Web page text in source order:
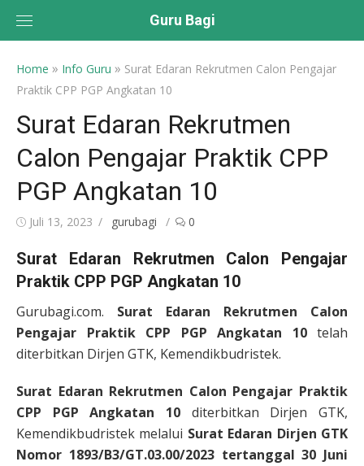
Guru Bagi
Home » Info Guru » Surat Edaran Rekrutmen Calon Pengajar
Praktik CPP PGP Angkatan 10
Surat Edaran Rekrutmen
Calon Pengajar Praktik CPP
PGP Angkatan 10
Posted
Juli 13, 2023 Author
gurubagi 0
Surat Edaran Rekrutmen Calon Pengajar
Praktik CPP PGP Angkatan 10
Gurubagi.com. Surat Edaran Rekrutmen Calon
Pengajar Praktik CPP PGP Angkatan 10 telah
diterbitkan Dirjen GTK, Kemendikbudristek.
Surat Edaran Rekrutmen Calon Pengajar Praktik
CPP PGP Angkatan 10 diterbitkan Dirjen GTK,
Kemendikbudristek melalui Surat Edaran Dirjen GTK
Nomor 1893/B3/GT.03.00/2023 tertanggal 30 Juni